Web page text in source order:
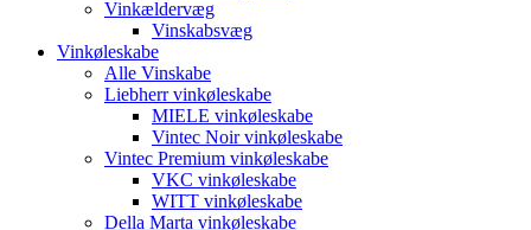
Vinkældervæg
Vinskabsvæg
Vinkøleskabe
Alle Vinskabe
Liebherr vinkøleskabe
MIELE vinkøleskabe
Vintec Noir vinkøleskabe
Vintec Premium vinkøleskabe
VKC vinkøleskabe
WITT vinkøleskabe
Della Marta vinkøleskabe